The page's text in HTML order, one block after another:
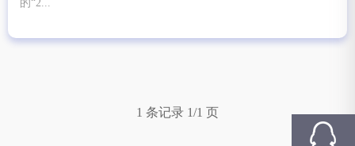
的“2...
1 条记录 1/1 页